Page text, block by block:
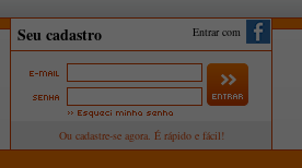
Entrar com